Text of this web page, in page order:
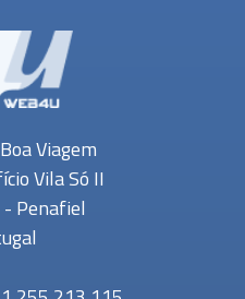
Viagem
Vila Só II
Penafiel